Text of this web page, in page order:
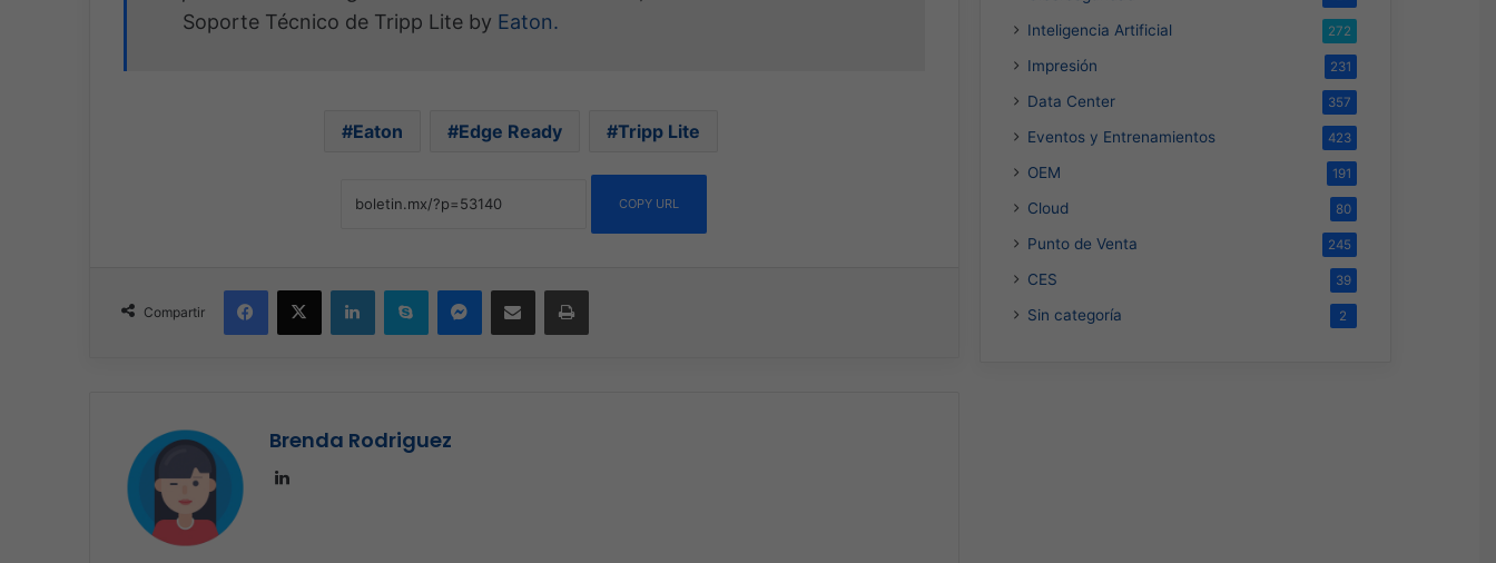
Soporte Técnico de Tripp Lite by Eaton.
Eaton Edge Ready Tripp Lite
COPY URL
Compartir
Facebook
X LinkedInSkype MessengerCompartir por correo electrónicoImprimir
Brenda Rodriguez
Inteligencia Artificial 272
Impresión 231
Data Center 357
Eventos y Entrenamientos 423
OEM 191
Cloud 80
Punto de Venta 245
CES 39
Sin categoría 2